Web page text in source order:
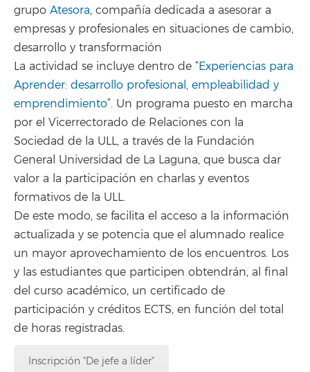
grupo Atesora, compañía dedicada a asesorar a
empresas y profesionales en situaciones de cambio,
desarrollo y transformación
La actividad se incluye dentro de “Experiencias para
Aprender: desarrollo profesional, empleabilidad y
emprendimiento”. Un programa puesto en marcha
por el Vicerrectorado de Relaciones con la
Sociedad de la ULL, a través de la Fundación
General Universidad de La Laguna, que busca dar
valor a la participación en charlas y eventos
formativos de la ULL.
De este modo, se facilita el acceso a la información
actualizada y se potencia que el alumnado realice
un mayor aprovechamiento de los encuentros. Los
y las estudiantes que participen obtendrán, al final
del curso académico, un certificado de
participación y créditos ECTS, en función del total
de horas registradas.
Inscripción "De jefe a líder"